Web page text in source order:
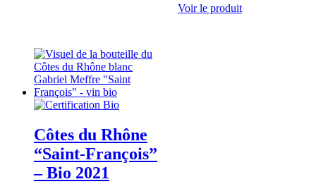
Voir le produit
Côtes du Rhône
“Saint-François”
– Bio 2021